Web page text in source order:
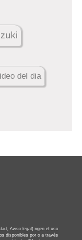
del dia
Aviso legal) rigen el uso
disponibles por o a través